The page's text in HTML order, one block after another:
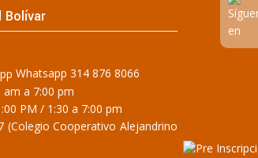
Bolívar
Whatsapp 314 876 8066
am a 7:00 pm
PM / 1:30 a 7:00 pm
(Colegio Cooperativo Alejandrino